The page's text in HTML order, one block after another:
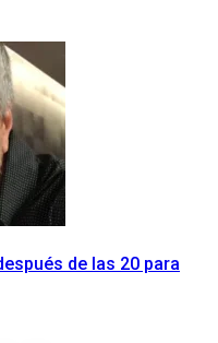
de las 20 para